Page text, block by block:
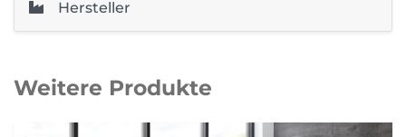
Hersteller
Weitere Produkte